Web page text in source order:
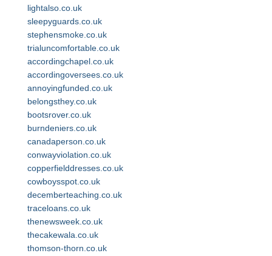
lightalso.co.uk
sleepyguards.co.uk
stephensmoke.co.uk
trialuncomfortable.co.uk
accordingchapel.co.uk
accordingoversees.co.uk
annoyingfunded.co.uk
belongsthey.co.uk
bootsrover.co.uk
burndeniers.co.uk
canadaperson.co.uk
conwayviolation.co.uk
copperfielddresses.co.uk
cowboysspot.co.uk
decemberteaching.co.uk
traceloans.co.uk
thenewsweek.co.uk
thecakewala.co.uk
thomson-thorn.co.uk